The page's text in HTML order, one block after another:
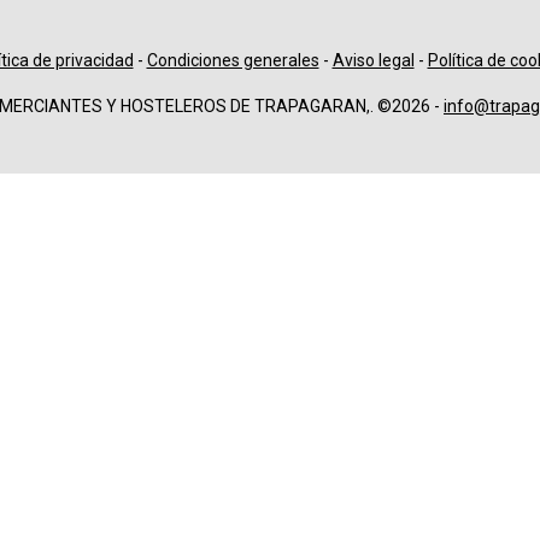
de privacidad - Condiciones generales - Aviso legal - Política de
Y HOSTELEROS DE TRAPAGARAN,. ©2026 -